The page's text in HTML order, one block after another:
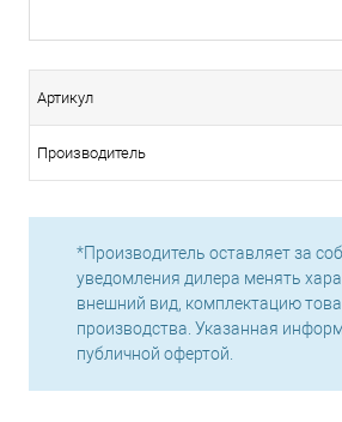
Артикул
Производитель
*Производитель оставляет за
уведомления дилера менять
внешний вид, комплектацию
производства. Указанная
публичной офертой.